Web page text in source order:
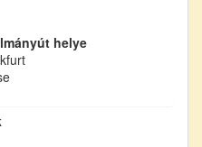
helye